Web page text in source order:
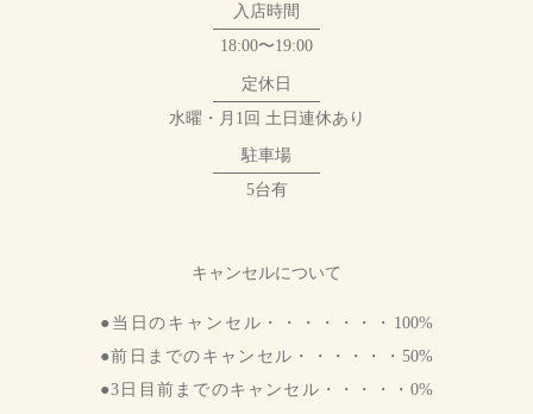
入店時間
18:00〜19:00
定休日
水曜・月1回 土日連休あり
駐車場
5台有
キャンセルについて
●当日のキャンセル・・・・・・・100%
●前日までのキャンセル・・・・・・50%
●3日目前までのキャンセル・・・・・0%